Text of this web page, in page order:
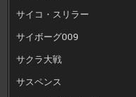
サイコ・スリラー
サイボーグ009
サクラ大戦
サスペンス